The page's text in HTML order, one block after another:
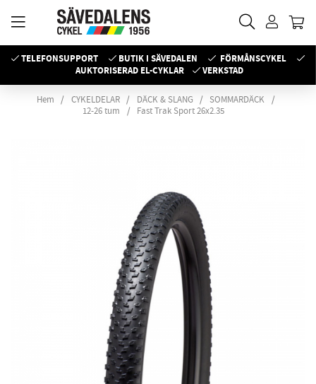
TELEFONSUPPORT BUTIK I SÄVEDALEN
FÖRMÅNSCYKEL
AUKTORISERAD EL-CYKLAR
VERKSTAD
Hem CYKELDELAR DÄCK & SLANG
SOMMARDÄCK
12-26 tum
Fast Trak Sport 26x2.35